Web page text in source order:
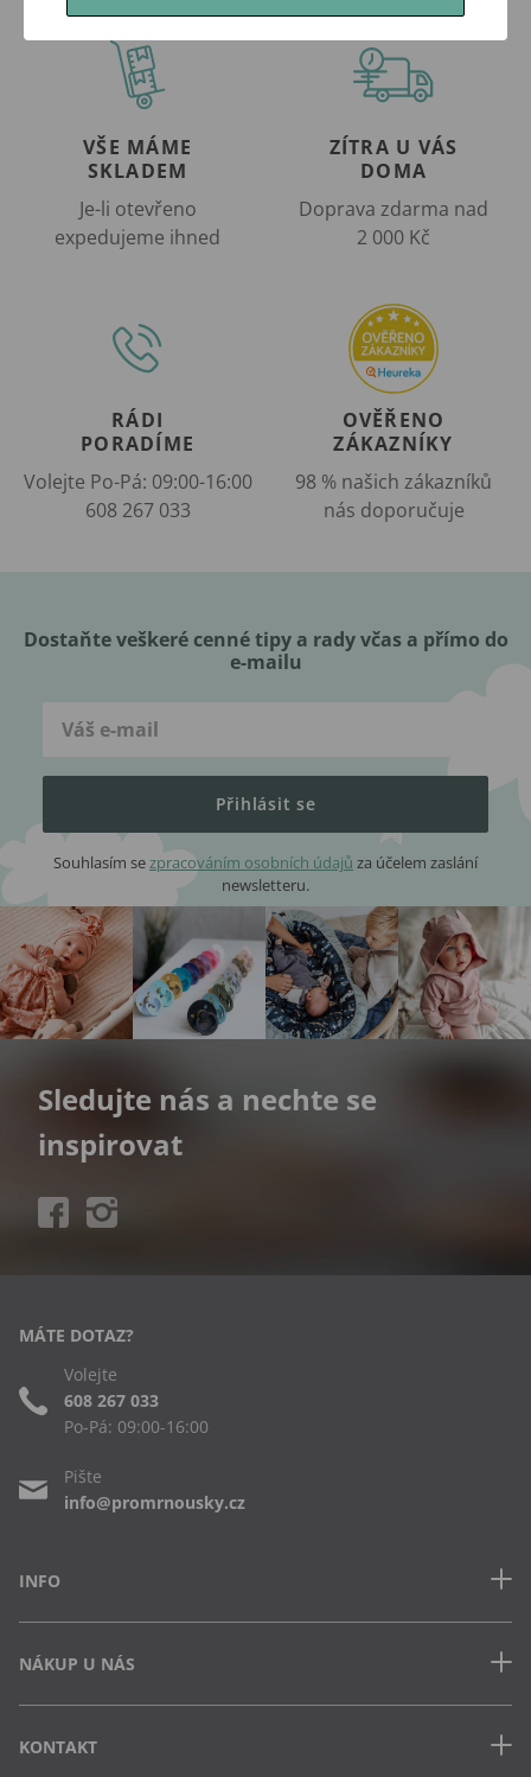
VŠE MÁME
SKLADEM
Je-li otevřeno
expedujeme ihned
ZÍTRA U VÁS
DOMA
Doprava zdarma nad
2 000 Kč
RÁDI
PORADÍME
Volejte Po-Pá: 09:00-16:00
608 267 033
OVĚŘENO
ZÁKAZNÍKY
98 % našich zákazníků
nás doporučuje
Dostaňte veškeré cenné tipy a rady včas a přímo do
e-mailu
Přihlásit se
Souhlasím sezpracováním osobních údajů za účelem zaslání
newsletteru.
Sledujte nás a nechte se
inspirovat
INFO
Často kladené dotazy
Obchodní podmínky
Ochrana osobních údajů
NÁKUP U NÁS
Jak uplatnit slevový kód
KONTAKT
MÁTE DOTAZ?
Volejte
608 267 033
Po-Pá: 09:00-16:00
Pište
info@promrnousky.cz